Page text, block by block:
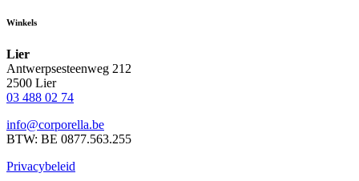
Winkels
Lier
Antwerpsesteenweg 212
2500 Lier
03 488 02 74
info@corporella.be
BTW: BE 0877.563.255
Privacybeleid